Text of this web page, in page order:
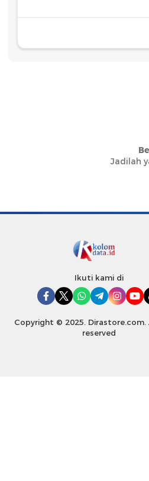
Jadilah
Ikuti kami di
Copyright © 2025.
reserved